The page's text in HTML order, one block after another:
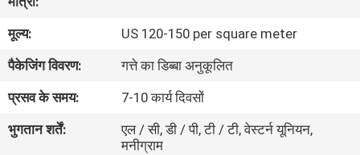
गुणवत्ता
नियंत्रण
मूल्य:
US 120-150 per square meter
पैकेजिंग विवरण:
गत्ते का डिब्बा अनुकूलित
प्रसव के समय:
7-10 कार्य दिवसों
भुगतान शर्तें:
एल / सी, डी / पी, टी / टी, वेस्टर्न यूनियन,
मनीग्राम